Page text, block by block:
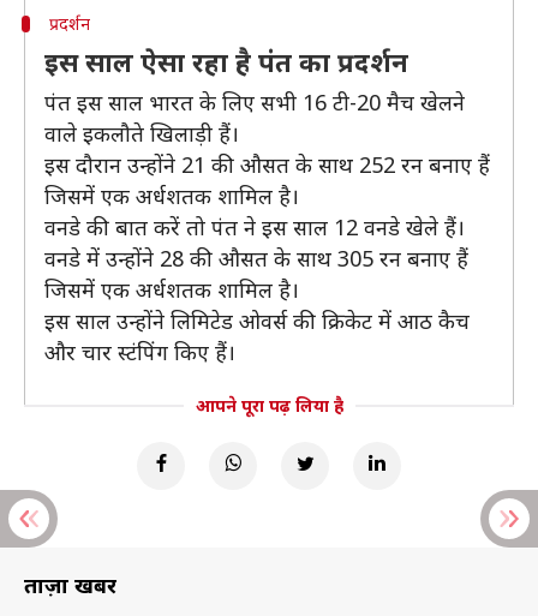
प्रदर्शन
इस साल ऐसा रहा है पंत का प्रदर्शन
पंत इस साल भारत के लिए सभी 16 टी-20 मैच खेलने
वाले इकलौते खिलाड़ी हैं।
इस दौरान उन्होंने 21 की औसत के साथ 252 रन बनाए हैं
जिसमें एक अर्धशतक शामिल है।
वनडे की बात करें तो पंत ने इस साल 12 वनडे खेले हैं।
वनडे में उन्होंने 28 की औसत के साथ 305 रन बनाए हैं
जिसमें एक अर्धशतक शामिल है।
इस साल उन्होंने लिमिटेड ओवर्स की क्रिकेट में आठ कैच
और चार स्टंपिंग किए हैं।
आपने पूरा पढ़ लिया है
ताज़ा खबरें